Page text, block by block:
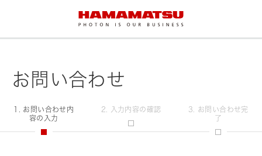
お問い合わせ
1. お問い合わせ内
容の入力
2. 入力内容の確認
3. お問い合わせ完
了